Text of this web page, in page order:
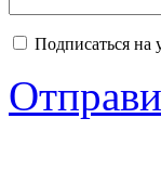
Подписаться на